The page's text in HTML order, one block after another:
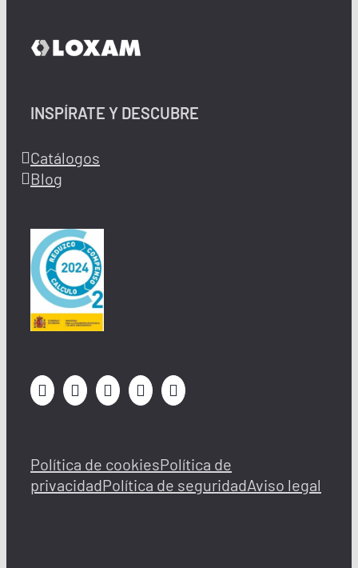
INSPÍRATE Y DESCUBRE
Catálogos
Blog
Política de cookiesPolítica de
privacidadPolítica de seguridadAviso legal